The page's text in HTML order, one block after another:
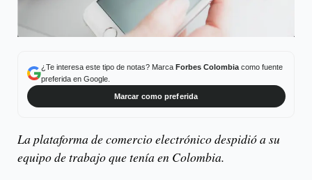
¿Te interesa este tipo de notas? Marca Forbes Colombiacomo fuente
preferida en Google.
Marcar como preferida
La plataforma de comercio electrónico despidió a su
equipo de trabajo que tenía en Colombia.